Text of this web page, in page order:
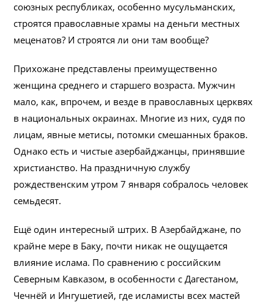
союзных республиках, особенно мусульманских,
строятся православные храмы на деньги местных
меценатов? И строятся ли они там вообще?
Прихожане представлены преимущественно
женщина среднего и старшего возраста. Мужчин
мало, как, впрочем, и везде в православных церквях
в национальных окраинах. Многие из них, судя по
лицам, явные метисы, потомки смешанных браков.
Однако есть и чистые азербайджанцы, принявшие
христианство. На праздничную службу
рождественским утром 7 января собралось человек
семьдесят.
Ещё один интересный штрих. В Азербайджане, по
крайне мере в Баку, почти никак не ощущается
влияние ислама. По сравнению с российским
Северным Кавказом, в особенности с Дагестаном,
Чечнёй и Ингушетией, где исламисты всех мастей